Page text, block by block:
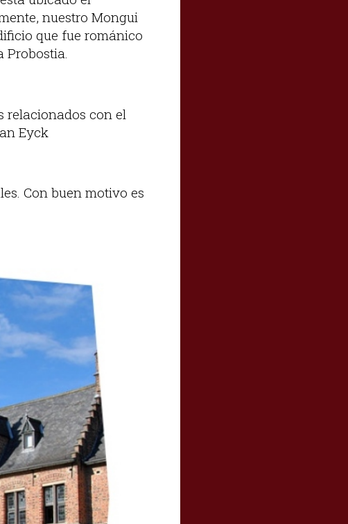
nuestro Mongui
que fue románico
Probostia.
relacionados con el
Eyck
Con buen motivo es